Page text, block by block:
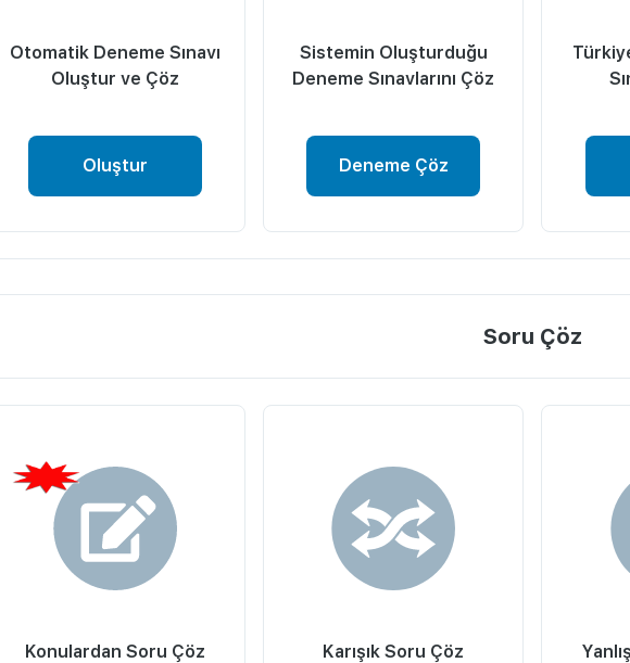
Otomatik Deneme Sınavı
Oluştur ve Çöz
Oluştur
Sistemin Oluşturduğu
Deneme Sınavlarını Çöz
Deneme Çöz
Soru Çöz
Konulardan Soru Çöz Karışık Soru Çöz